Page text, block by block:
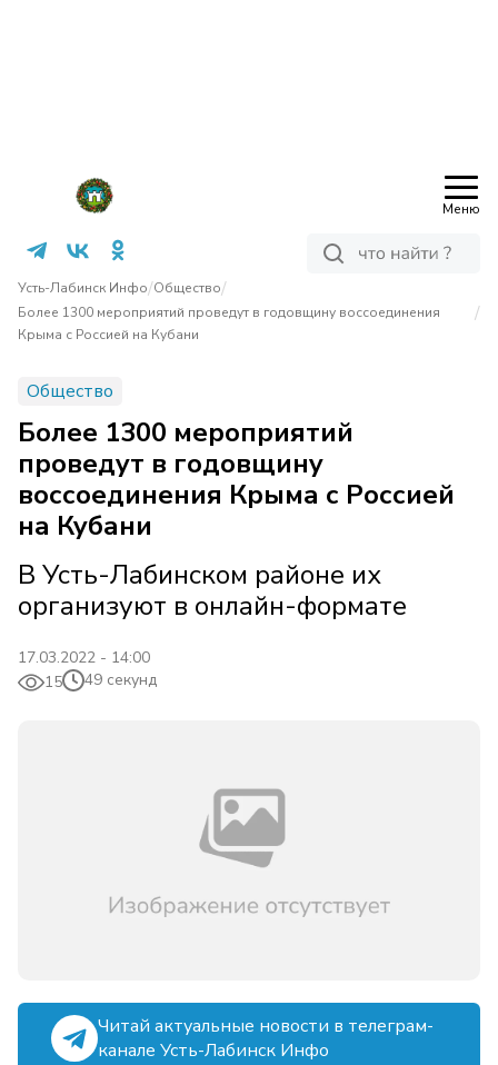
Меню
Усть-Лабинск Инфо/Общество/
Более 1300 мероприятий проведут в годовщину воссоединения
Крыма с Россией на Кубани
/
Общество
Более 1300 мероприятий
проведут в годовщину
воссоединения Крыма с Россией
на Кубани
В Усть-Лабинском районе их
организуют в онлайн-формате
17.03.2022 - 14:00
15
49 секунд
Читай актуальные новости в телеграм-
канале Усть-Лабинск Инфо